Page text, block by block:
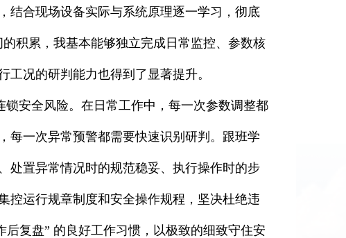
结合现场设备实际与系统原理逐一学习，彻底
积累，我基本能够独立完成日常监控、参数核
况的研判能力也得到了显著提升。
安全风险。在日常工作中，每一次参数调整都
每一次异常预警都需要快速识别研判。跟班学
处置异常情况时的规范稳妥、执行操作时的步
控运行规章制度和安全操作规程，坚决杜绝违
复盘” 的良好工作习惯，以极致的细致守住安